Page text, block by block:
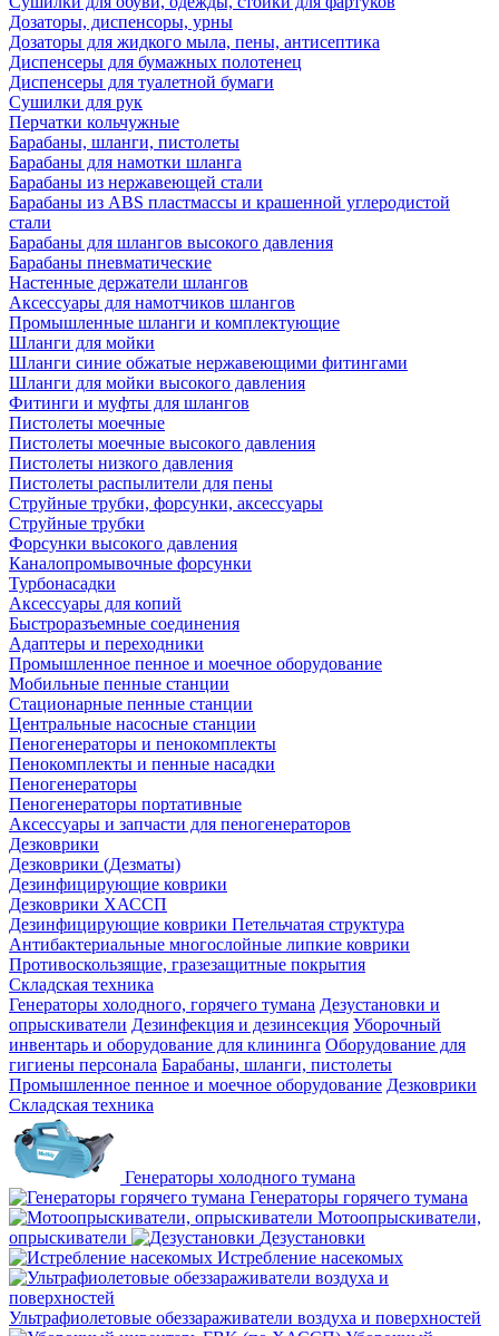
Дозаторы, диспенсоры, урны
Дозаторы для жидкого мыла, пены, антисептика
Диспенсеры для бумажных полотенец
Диспенсеры для туалетной бумаги
Сушилки для рук
Перчатки кольчужные
Барабаны, шланги, пистолеты
Барабаны для намотки шланга
Барабаны из нержавеющей стали
Барабаны из ABS пластмассы и крашенной углеродистой
стали
Барабаны для шлангов высокого давления
Барабаны пневматические
Настенные держатели шлангов
Аксессуары для намотчиков шлангов
Промышленные шланги и комплектующие
Шланги для мойки
Шланги синие обжатые нержавеющими фитингами
Шланги для мойки высокого давления
Фитинги и муфты для шлангов
Пистолеты моечные
Пистолеты моечные высокого давления
Пистолеты низкого давления
Пистолеты распылители для пены
Струйные трубки, форсунки, аксессуары
Струйные трубки
Форсунки высокого давления
Каналопромывочные форсунки
Турбонасадки
Аксессуары для копий
Быстроразъемные соединения
Адаптеры и переходники
Промышленное пенное и моечное оборудование
Мобильные пенные станции
Стационарные пенные станции
Центральные насосные станции
Пеногенераторы и пенокомплекты
Пенокомплекты и пенные насадки
Пеногенераторы
Пеногенераторы портативные
Аксессуары и запчасти для пеногенераторов
Дезковрики
Дезковрики (Дезматы)
Дезинфицирующие коврики
Дезковрики ХАССП
Дезинфицирующие коврики Петельчатая структура
Антибактериальные многослойные липкие коврики
Противоскользящие, гразезащитные покрытия
Складская техника
Генераторы холодного, горячего тумана Дезустановки и
опрыскиватели Дезинфекция и дезинсекция Уборочный
инвентарь и оборудование для клининга Оборудование для
гигиены персонала Барабаны, шланги, пистолеты
Промышленное пенное и моечное оборудование Дезковрики
Складская техника
Генераторы холодного тумана
Генераторы горячего тумана
Мотоопрыскиватели,
опрыскиватели
Дезустановки
Истребление насекомых
Ультрафиолетовые обеззараживатели воздуха и поверхностей